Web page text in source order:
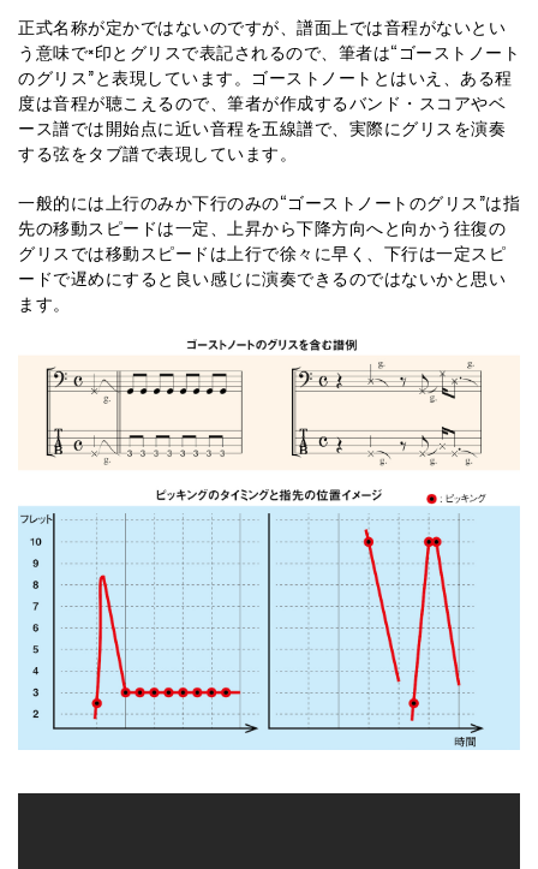
正式名称が定かではないのですが、譜面上では音程がないとい
う意味で×印とグリスで表記されるので、筆者は“ゴーストノート
のグリス”と表現しています。ゴーストノートとはいえ、ある程
度は音程が聴こえるので、筆者が作成するバンド・スコアやベ
ース譜では開始点に近い音程を五線譜で、実際にグリスを演奏
する弦をタブ譜で表現しています。
一般的には上行のみか下行のみの“ゴーストノートのグリス”は指
先の移動スピードは一定、上昇から下降方向へと向かう往復の
グリスでは移動スピードは上行で徐々に早く、下行は一定スピ
ードで遅めにすると良い感じに演奏できるのではないかと思い
ます。